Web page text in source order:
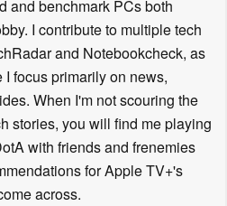
and benchmark PCs both
I contribute to multiple tech
and Notebookcheck, as
focus primarily on news,
When I'm not scouring the
stories, you will find me playing
with friends and frenemies
for Apple TV+'s
across.